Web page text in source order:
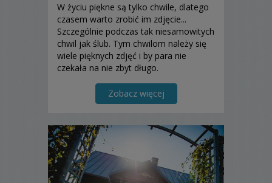
W życiu piękne są tylko chwile, dlatego
czasem warto zrobić im zdjęcie...
Szczególnie podczas tak niesamowitych
chwil jak ślub. Tym chwilom należy się
wiele pięknych zdjęć i by para nie
czekała na nie zbyt długo.
Zobacz więcej